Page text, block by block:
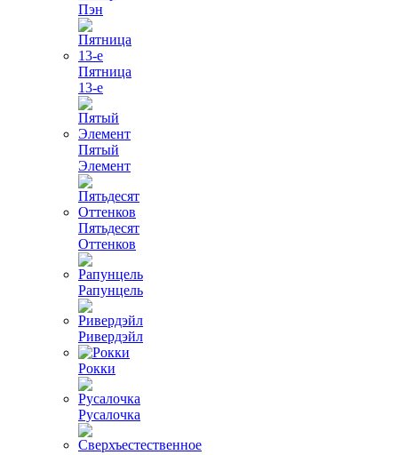
Пэн
Пятница
13-е
Пятый
Элемент
Пятьдесят
Оттенков
Рапунцель
Ривердэйл
Рокки
Русалочка